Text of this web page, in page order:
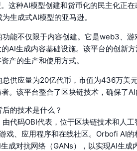
这种AI模型创建和货币化的民主化正
生成式AI模型的亚马逊。
能不仅限于内容创建。它是web3、
AI生成内容基础设施。该平台的创新
产的生产和使用方式。
供应量为20亿代币，市值为436万美
。该平台整合了区块链技术，确保了
的技术是什么？
代码OBI代表，位于区块链技术和人
戏、应用程序和在线社区。Orbofi AI
生成对抗网络（GANs），以实现AI生